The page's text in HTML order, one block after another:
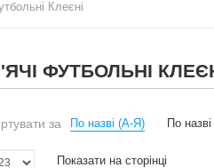
Клеєні
ФУТБОЛЬНІ
за По назві (А-Я) По
Показати на сторінці